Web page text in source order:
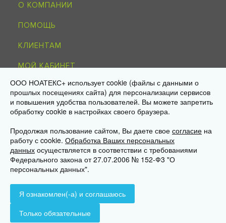
О КОМПАНИИ
ПОМОЩЬ
КЛИЕНТАМ
МОЙ КАБИНЕТ
КОНТАКТЫ
8-495-215-51-34
© 2009—2026 «НОАТЕКС+» —трикотаж оптом от производителя
Юр. адрес: 125581, г. Москва, ул. Ляпидевского, д. 4, кв. 158
Склад/самовывоз: 141595, МО, Солнечногорск, дер. Ложки,
«Есипово», стр. 16А, пом. 3
ООО НОАТЕКС+ использует cookie (файлы с данными о
прошлых посещениях сайта) для персонализации сервисов
и повышения удобства пользователей. Вы можете запретить
обработку cookie в настройках своего браузера.
Продолжая пользование сайтом, Вы даете свое согласие на
работу с cookie. Обработка Ваших персональных
данных осуществляется в соответствии с требованиями
Федерального закона от 27.07.2006 № 152-Ф3 "О
персональных данных".
Я ознакомлен(-а) и соглашаюсь
Только обязательные